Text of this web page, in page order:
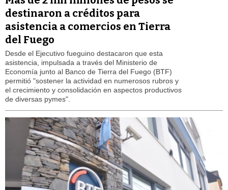
destinaron a créditos para
asistencia a comercios en Tierra
del Fuego
Desde el Ejecutivo fueguino destacaron que esta
asistencia, impulsada a través del Ministerio de
Economía junto al Banco de Tierra del Fuego (BTF)
permitió "sostener la actividad en numerosos rubros y
el crecimiento y consolidación en aspectos productivos
de diversas pymes".